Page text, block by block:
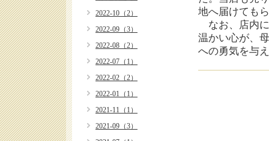
地へ届けても
なお、店内
温かい心が、
への勇気を与
2022-10（2）
2022-09（3）
2022-08（2）
2022-07（1）
2022-02（2）
2022-01（1）
2021-11（1）
2021-09（3）